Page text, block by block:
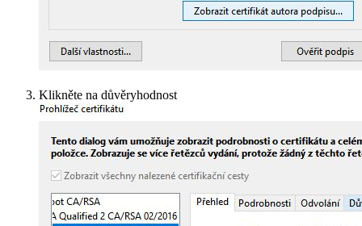
Klikněte na důvěryhodnost